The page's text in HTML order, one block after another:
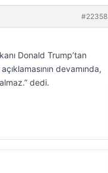
#22358
Donald Trump’tan
devamında,
dedi.